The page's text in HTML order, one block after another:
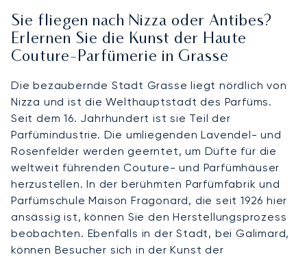
Sie fliegen nach Nizza oder Antibes?
Erlernen Sie die Kunst der Haute
Couture-Parfümerie in Grasse
Die bezaubernde Stadt Grasse liegt nördlich von
Nizza und ist die Welthauptstadt des Parfüms.
Seit dem 16. Jahrhundert ist sie Teil der
Parfümindustrie. Die umliegenden Lavendel- und
Rosenfelder werden geerntet, um Düfte für die
weltweit führenden Couture- und Parfümhäuser
herzustellen. In der berühmten Parfümfabrik und
Parfümschule Maison Fragonard, die seit 1926 hier
ansässig ist, können Sie den Herstellungsprozess
beobachten. Ebenfalls in der Stadt, bei Galimard,
können Besucher sich in der Kunst der